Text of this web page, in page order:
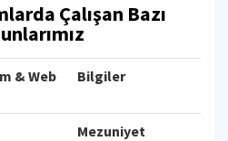
Çalışan Bazı
& Web
Bilgiler
Mezuniyet